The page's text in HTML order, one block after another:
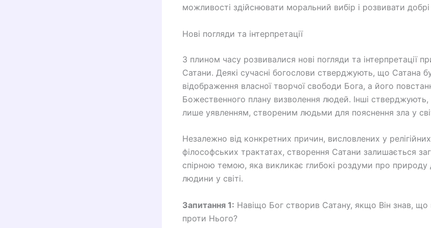
можливості здійснювати моральний вибір і розвивати
Нові погляди та інтерпретації
З плином часу розвивалися нові погляди та інтерпретації
Сатани. Деякі сучасні богослови стверджують, що Сатана
відображення власної творчої свободи Бога, а його
Божественного плану визволення людей. Інші
лише уявленням, створеним людьми для пояснення зла у
Незалежно від конкретних причин, висловлених у
філософських трактатах, створення Сатани залишається
спірною темою, яка викликає глибокі роздуми про природу
людини у світі.
Запитання 1: Навіщо Бог створив Сатану, якщо Він знав, що
проти Нього?